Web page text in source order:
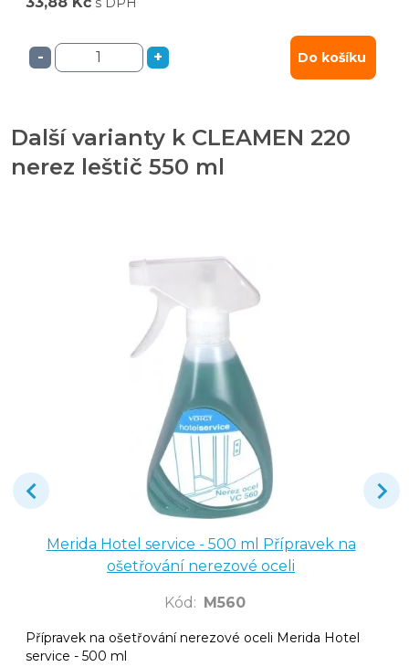
- + Do košíku
Další varianty k CLEAMEN 220
nerez leštič 550 ml
Merida Hotel service - 500 ml Přípravek na
ošetřování nerezové oceli
Kód : M560
Přípravek na ošetřování nerezové oceli Merida Hotel
service - 500 ml